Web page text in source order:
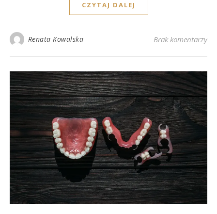
CZYTAJ DALEJ
Renata Kowalska Brak komentarzy